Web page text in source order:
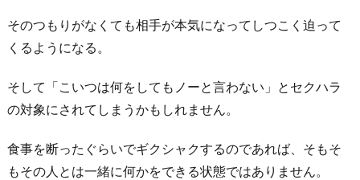
っ
た
し
て
も
ア
そのつもりがなくても相手が本気になってしつこく迫って
くるようになる。
そして「こいつは何をしてもノーと言わない」とセクハラ
の対象にされてしまうかもしれません。
食事を断ったぐらいでギクシャクするのであれば、そもそ
もその人とは一緒に何かをできる状態ではありません。